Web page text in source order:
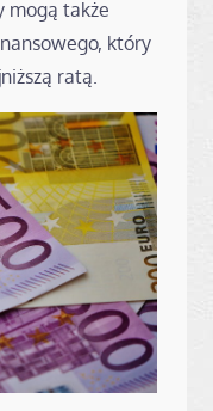
mogą także
który
ratą.